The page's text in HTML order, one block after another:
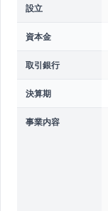
設立
資本金
取引銀行
決算期
事業内容